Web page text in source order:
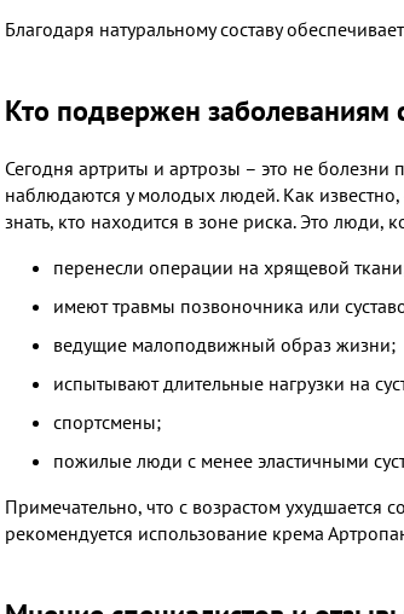
Благодаря натуральному составу
Кто подвержен заболеваниям
Сегодня артриты и артрозы – это не
наблюдаются у молодых людей. Как
знать, кто находится в зоне риска. Это люди,
перенесли операции на хрящевой
имеют травмы позвоночника или
ведущие малоподвижный образ жизни;
испытывают длительные нагрузки на
спортсмены;
пожилые люди с менее эластичными
Примечательно, что с возрастом ухудшается
рекомендуется использование крема